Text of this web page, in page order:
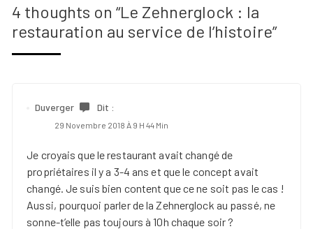
4 thoughts on “Le Zehnerglock : la
restauration au service de l’histoire”
Duverger Dit :
29 Novembre 2018 À 9 H 44 Min
Je croyais que le restaurant avait changé de
propriétaires il y a 3-4 ans et que le concept avait
changé. Je suis bien content que ce ne soit pas le cas !
Aussi, pourquoi parler de la Zehnerglock au passé, ne
sonne-t’elle pas toujours à 10h chaque soir ?